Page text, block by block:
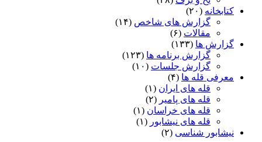
کتابخانه (۲۰)
گزارش های شاخص (۱۴)
مقالات (۶)
گزارش ها (۱۳۳)
گزارش برنامه ها (۱۲۳)
گزارش جلسات (۱۰)
معرفی قله ها (۴)
قله های ایران (۱)
قله های پامیر (۲)
قله های خراسان (۱)
قله های نیشابور (۱)
نیشابور شناسی (۲)